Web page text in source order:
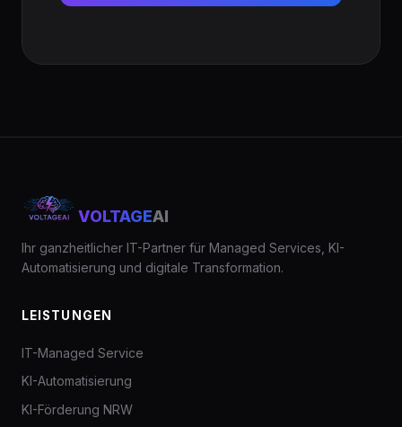
VOLTAGEAI
Ihr ganzheitlicher IT-Partner für Managed Services, KI-
Automatisierung und digitale Transformation.
LEISTUNGEN
IT-Managed Service
KI-Automatisierung
KI-Förderung NRW